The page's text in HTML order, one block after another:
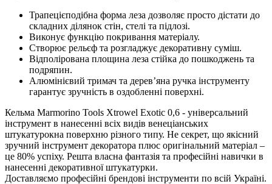
Трапецієподібна форма леза дозволяє просто дістати до
складних ділянок стін, стелі та підлозі.
Виконує функцію покривання матеріалу.
Створює рельєф та розгладжує декоративну суміш.
Відполірована площина леза стійка до пошкоджень та
подряпин.
Алюмінієвий тримач та дерев’яна ручка інструменту
гарантує зручність в оздобленні поверхні.
Кельма Marmorino Tools Xtrowel Exotic 0,6 - універсальний
інструмент в нанесенні всіх видів венеціанських
штукатурокна поверхню різного типу. Не секрет, що якісний
зручний інструмент декоратора плюс оригінальний матеріал –
це 80% успіху. Решта власна фантазія та професійні навички в
нанесенні декоративної штукатурки.
Доставляємо професійні брендові інструменти по всій Україні.